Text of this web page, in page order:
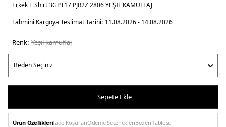
Erkek T Shirt 3GPT17 PJR2Z 2806 YEŞİL KAMUFLAJ
Tahmini Kargoya Teslimat Tarihi: 11.08.2026 - 14.08.2026
Renk: yeşi̇l kamuflaj
Sepete Ekle
Ürün Özellikleriİade KoşullarıÖdeme SeçenekleriBeden Tablosu